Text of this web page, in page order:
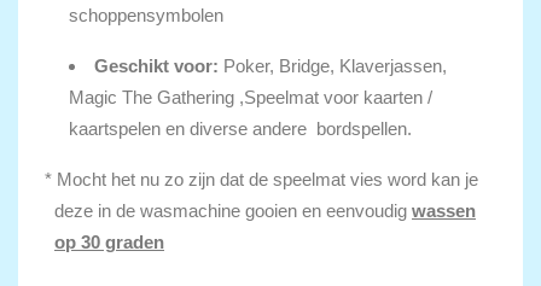
schoppensymbolen
Geschikt voor: Poker, Bridge, Klaverjassen,
Magic The Gathering ,Speelmat voor kaarten /
kaartspelen en diverse andere bordspellen.
* Mocht het nu zo zijn dat de speelmat vies word kan je
deze in de wasmachine gooien en eenvoudig wassen
op 30 graden